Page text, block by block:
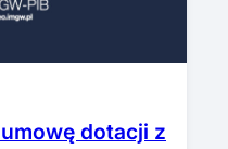
dotacji z